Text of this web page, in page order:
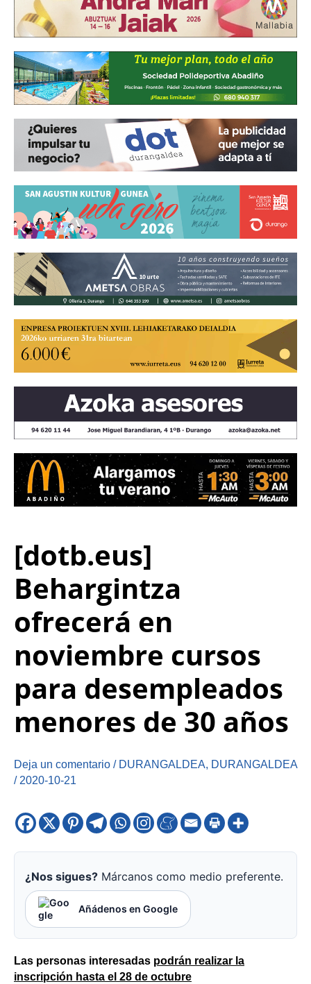
[dotb.eus]
Behargintza
ofrecerá en
noviembre cursos
para desempleados
menores de 30 años
Deja un comentario / DURANGALDEA, DURANGALDEA
/ 2020-10-21
¿Nos sigues? Márcanos como medio preferente.
Añádenos en Google
Las personas interesadas podrán realizar la
inscripción hasta el 28 de octubre